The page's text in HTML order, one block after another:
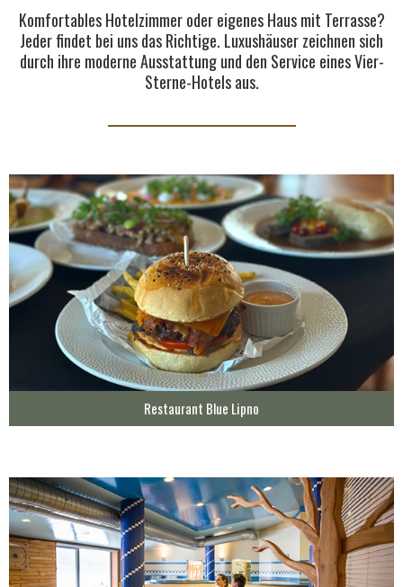
Komfortables Hotelzimmer oder eigenes Haus mit Terrasse?
Jeder findet bei uns das Richtige. Luxushäuser zeichnen sich
durch ihre moderne Ausstattung und den Service eines Vier-
Sterne-Hotels aus.
Restaurant Blue Lipno